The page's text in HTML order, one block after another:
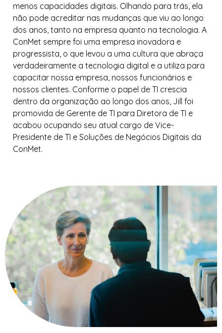
menos capacidades digitais. Olhando para trás, ela
não pode acreditar nas mudanças que viu ao longo
dos anos, tanto na empresa quanto na tecnologia. A
ConMet sempre foi uma empresa inovadora e
progressista, o que levou a uma cultura que abraça
verdadeiramente a tecnologia digital e a utiliza para
capacitar nossa empresa, nossos funcionários e
nossos clientes. Conforme o papel de TI crescia
dentro da organização ao longo dos anos, Jill foi
promovida de Gerente de TI para Diretora de TI e
acabou ocupando seu atual cargo de Vice-
Presidente de TI e Soluções de Negócios Digitais da
ConMet.